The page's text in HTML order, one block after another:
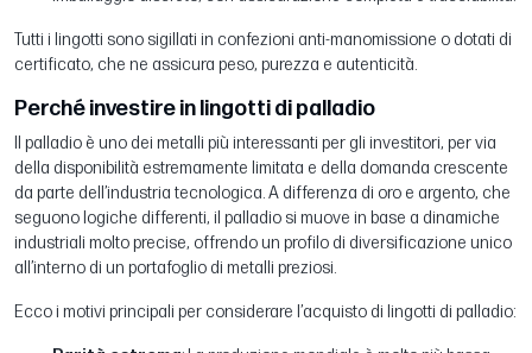
Tutti i lingotti sono sigillati in confezioni anti-manomissione o dotati di
certificato, che ne assicura peso, purezza e autenticità.
Perché investire in lingotti di palladio
Il palladio è uno dei metalli più interessanti per gli investitori, per via
della disponibilità estremamente limitata e della domanda crescente
da parte dell’industria tecnologica. A differenza di oro e argento, che
seguono logiche differenti, il palladio si muove in base a dinamiche
industriali molto precise, offrendo un profilo di diversificazione unico
all’interno di un portafoglio di metalli preziosi.
Ecco i motivi principali per considerare l’acquisto di lingotti di palladio: